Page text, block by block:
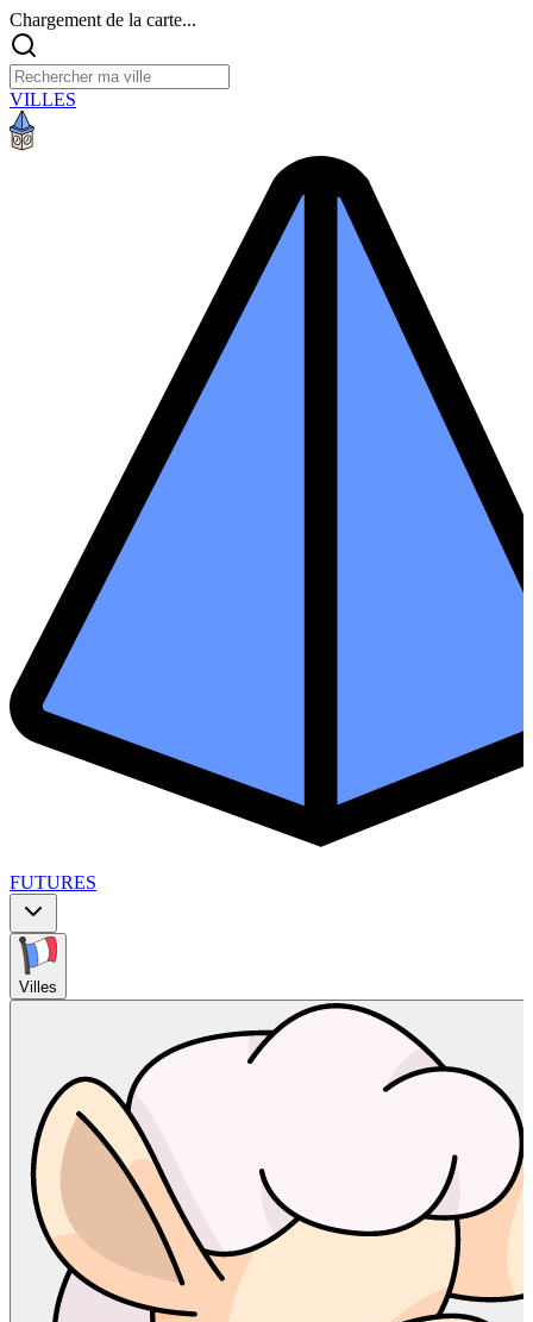
Chargement de la carte...
VILLES
FUTURES
Villes